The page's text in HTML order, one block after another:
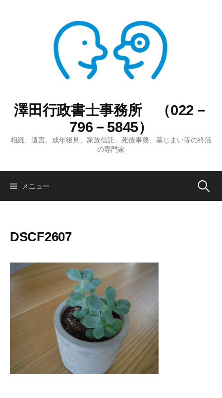
澤田行政書士事務所 （022－
796－5845）
相続、遺言、成年後見、家族信託、死後事務、墓じまい等の終活
の専門家
メニュー 検
DSCF2607